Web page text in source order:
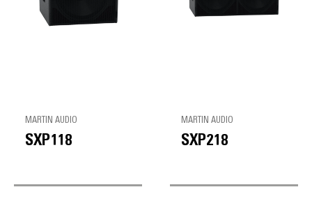
MARTIN AUDIO
SXP118
MARTIN AUDIO
SXP218